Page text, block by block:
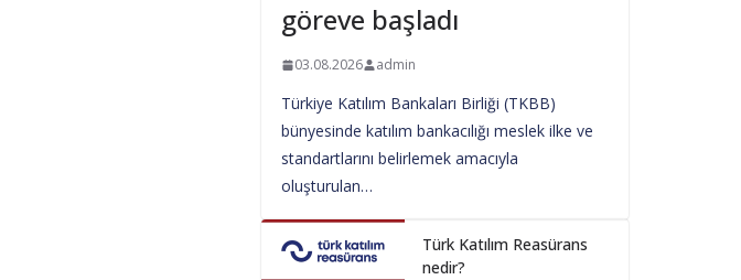
göreve başladı
03.08.2026 admin
Türkiye Katılım Bankaları Birliği (TKBB)
bünyesinde katılım bankacılığı meslek ilke ve
standartlarını belirlemek amacıyla
oluşturulan…
Türk Katılım Reasürans
nedir?